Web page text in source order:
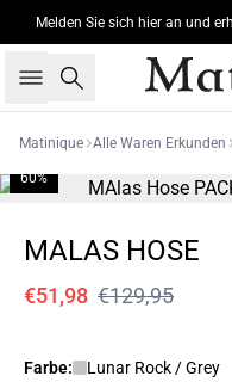
Melden Sie sich hier an und
Suche
Matinique Alle Waren Erkunden
60%
MALAS HOSE
€51,98 €129,95
Farbe: Lunar Rock / Grey